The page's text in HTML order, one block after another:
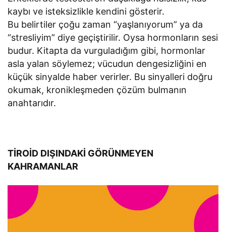
kaybı ve isteksizlikle kendini gösterir.
Bu belirtiler çoğu zaman “yaşlanıyorum” ya da
“stresliyim” diye geçiştirilir. Oysa hormonların sesi
budur. Kitapta da vurguladığım gibi, hormonlar
asla yalan söylemez; vücudun dengesizliğini en
küçük sinyalde haber verirler. Bu sinyalleri doğru
okumak, kronikleşmeden çözüm bulmanın
anahtarıdır.
TİROİD DIŞINDAKİ GÖRÜNMEYEN
KAHRAMANLAR